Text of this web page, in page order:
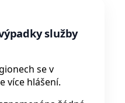
služby
se v
více hlášení.